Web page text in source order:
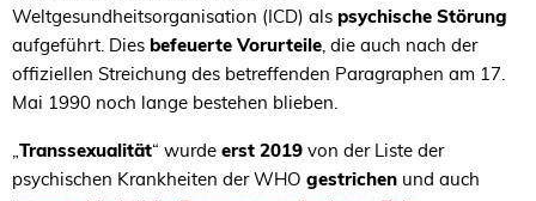
Weltgesundheitsorganisation (ICD) als psychische Störung
aufgeführt. Dies befeuerte Vorurteile , die auch nach der
offiziellen Streichung des betreffenden Paragraphen am 17.
Mai 1990 noch lange bestehen blieben.
Transsexualität“ wurde erst 2019 von der Liste der
psychischen Krankheiten der WHO gestrichen und auch